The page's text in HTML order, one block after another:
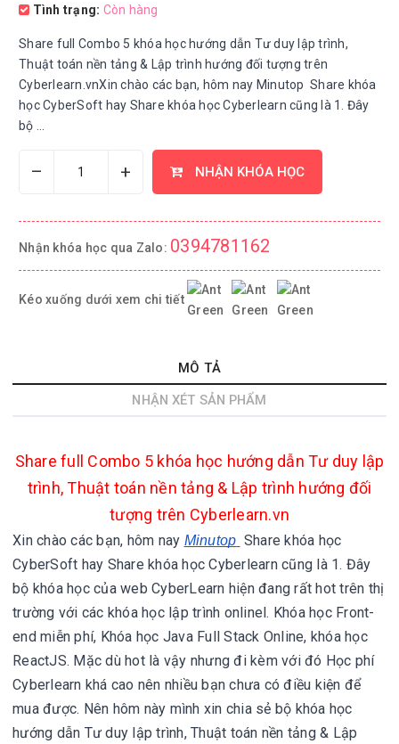
Tình trạng: Còn hàng
Share full Combo 5 khóa học hướng dẫn Tư duy lập trình,
Thuật toán nền tảng & Lập trình hướng đối tượng trên
Cyberlearn.vnXin chào các bạn, hôm nay Minutop Share khóa
học CyberSoft hay Share khóa học Cyberlearn cũng là 1. Đây
bộ ...
– + NHẬN KHÓA HỌC
Nhận khóa học qua Zalo: 0394781162
Kéo xuống dưới xem chi tiết
MÔ TẢ
NHẬN XÉT SẢN PHẨM
Share full Combo 5 khóa học hướng dẫn Tư duy lập
trình, Thuật toán nền tảng & Lập trình hướng đối
tượng trên Cyberlearn.vn
Xin chào các bạn, hôm nay Minutop Share khóa học
CyberSoft hay Share khóa học Cyberlearn cũng là 1. Đây
bộ khóa học của web CyberLearn hiện đang rất hot trên thị
trường với các khóa học lập trình onlinel. Khóa học Front-
end miễn phí, Khóa học Java Full Stack Online, khóa học
ReactJS. Mặc dù hot là vậy nhưng đi kèm với đó Học phí
Cyberlearn khá cao nên nhiều bạn chưa có điều kiện để
mua được. Nên hôm này mình xin chia sẻ bộ khóa học
hướng dẫn Tư duy lập trình, Thuật toán nền tảng & Lập